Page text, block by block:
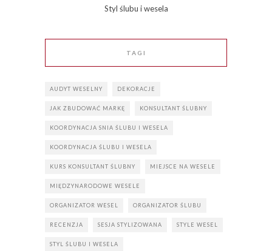
Styl ślubu i wesela
TAGI
AUDYT WESELNY DEKORACJE
JAK ZBUDOWAĆ MARKĘ KONSULTANT ŚLUBNY
KOORDYNACJA SNIA ŚLUBU I WESELA
KOORDYNACJA ŚLUBU I WESELA
KURS KONSULTANT ŚLUBNY MIEJSCE NA WESELE
MIĘDZYNARODOWE WESELE
ORGANIZATOR WESEL ORGANIZATOR ŚLUBU
RECENZJA SESJA STYLIZOWANA STYLE WESEL
STYL ŚLUBU I WESELA